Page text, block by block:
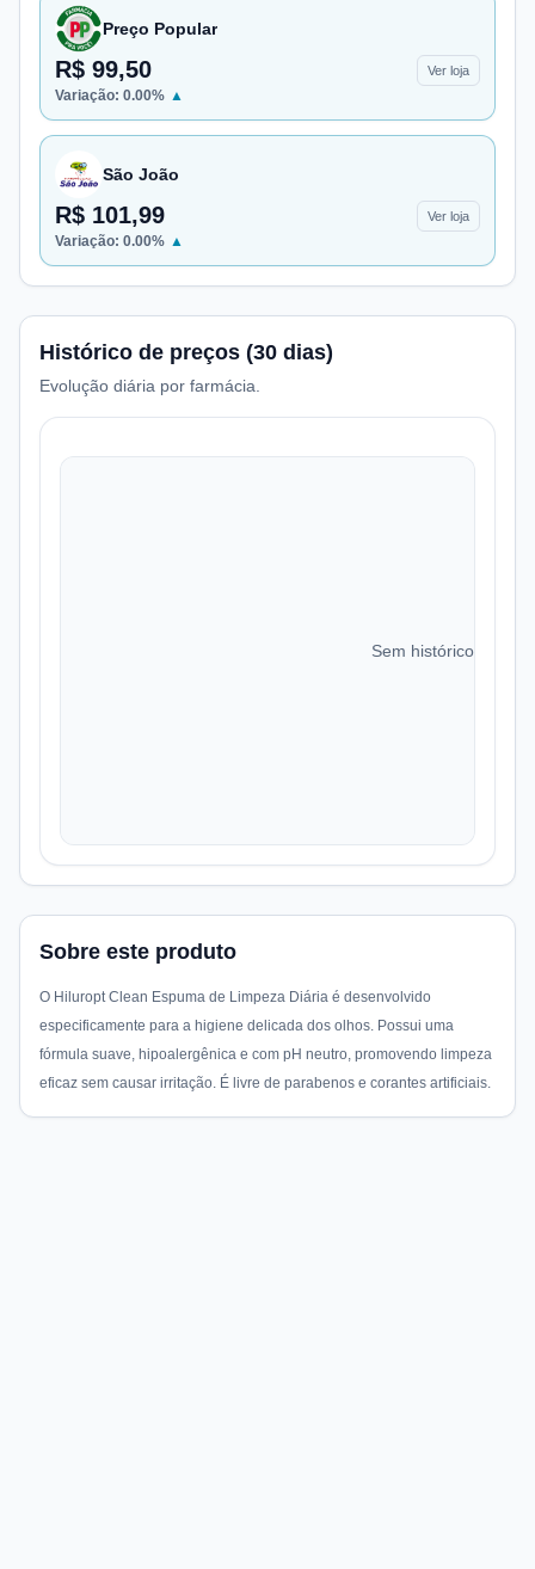
Preço Popular
R$ 99,50 Ver loja
Variação: 0.00% ▲
São João
R$ 101,99 Ver loja
Variação: 0.00% ▲
Histórico de preços (30 dias)
Evolução diária por farmácia.
Sem histórico de
Sobre este produto
O Hiluropt Clean Espuma de Limpeza Diária é desenvolvido
especificamente para a higiene delicada dos olhos. Possui uma
fórmula suave, hipoalergênica e com pH neutro, promovendo limpeza
eficaz sem causar irritação. É livre de parabenos e corantes artificiais.